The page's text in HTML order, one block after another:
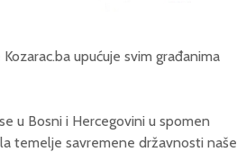
upućuje svim građanima
u Bosni i Hercegovini u spomen
temelje savremene državnosti naše